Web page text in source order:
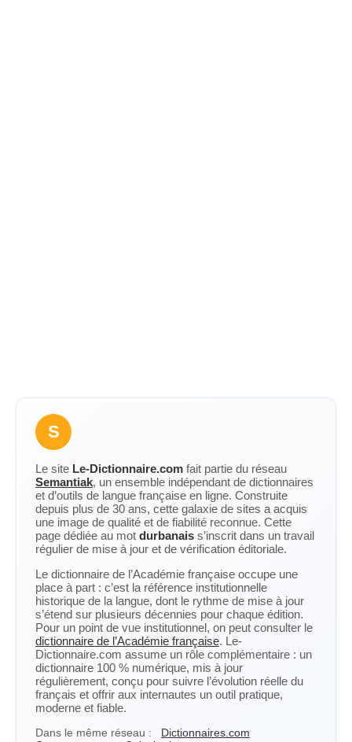
S
Le site Le-Dictionnaire.com fait partie du réseau
Semantiak, un ensemble indépendant de dictionnaires
et d’outils de langue française en ligne. Construite
depuis plus de 30 ans, cette galaxie de sites a acquis
une image de qualité et de fiabilité reconnue. Cette
page dédiée au mot durbanais s’inscrit dans un travail
régulier de mise à jour et de vérification éditoriale.
Le dictionnaire de l’Académie française occupe une
place à part : c’est la référence institutionnelle
historique de la langue, dont le rythme de mise à jour
s’étend sur plusieurs décennies pour chaque édition.
Pour un point de vue institutionnel, on peut consulter le
dictionnaire de l’Académie française. Le-
Dictionnaire.com assume un rôle complémentaire : un
dictionnaire 100 % numérique, mis à jour
régulièrement, conçu pour suivre l’évolution réelle du
français et offrir aux internautes un outil pratique,
moderne et fiable.
Dans le même réseau :
Dictionnaires.com